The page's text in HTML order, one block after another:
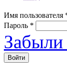
Имя пользователя
Пароль *
Забыли